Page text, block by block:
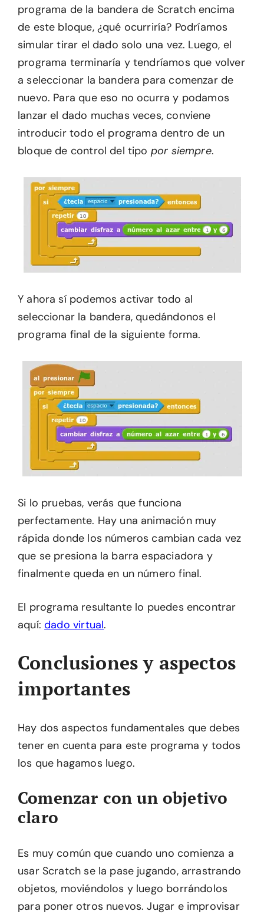
programa de la bandera de Scratch encima
de este bloque, ¿qué ocurriría? Podríamos
simular tirar el dado solo una vez. Luego, el
programa terminaría y tendríamos que volver
a seleccionar la bandera para comenzar de
nuevo. Para que eso no ocurra y podamos
lanzar el dado muchas veces, conviene
introducir todo el programa dentro de un
bloque de control del tipo por siempre.
Y ahora sí podemos activar todo al
seleccionar la bandera, quedándonos el
programa final de la siguiente forma.
Si lo pruebas, verás que funciona
perfectamente. Hay una animación muy
rápida donde los números cambian cada vez
que se presiona la barra espaciadora y
finalmente queda en un número final.
El programa resultante lo puedes encontrar
aquí:dado virtual.
Conclusiones y aspectos
importantes
Hay dos aspectos fundamentales que debes
tener en cuenta para este programa y todos
los que hagamos luego.
Comenzar con un objetivo
claro
Es muy común que cuando uno comienza a
usar Scratch se la pase jugando, arrastrando
objetos, moviéndolos y luego borrándolos
para poner otros nuevos. Jugar e improvisar